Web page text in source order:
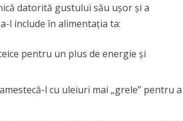
datorită gustului său ușor și a
l include în alimentația ta:
pentru un plus de energie și
l cu uleiuri mai „grele” pentru a